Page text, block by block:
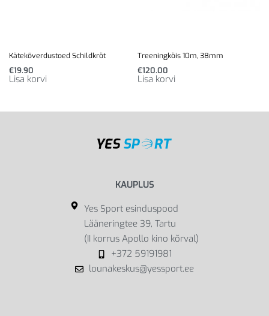
Kätekõverdustoed Schildkröt
€19.90
Lisa korvi
Treeningköis 10m, 38mm
€120.00
Lisa korvi
KAUPLUS
Yes Sport esinduspood
Lääneringtee 39, Tartu
(II korrus Apollo kino kõrval)
+372 59191981
lounakeskus@yessport.ee